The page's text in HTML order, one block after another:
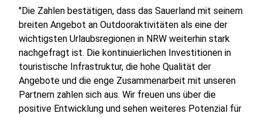
"Die Zahlen bestätigen, dass das Sauerland mit seinem
breiten Angebot an Outdooraktivitäten als eine der
wichtigsten Urlaubsregionen in NRW weiterhin stark
nachgefragt ist. Die kontinuierlichen Investitionen in
touristische Infrastruktur, die hohe Qualität der
Angebote und die enge Zusammenarbeit mit unseren
Partnern zahlen sich aus. Wir freuen uns über die
positive Entwicklung und sehen weiteres Potenzial für